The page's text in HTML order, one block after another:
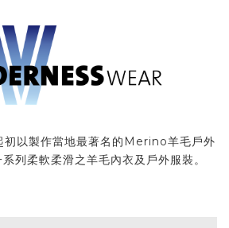
以製作當地最著名的Merino羊毛戶外
列柔軟柔滑之羊毛內衣及戶外服裝。